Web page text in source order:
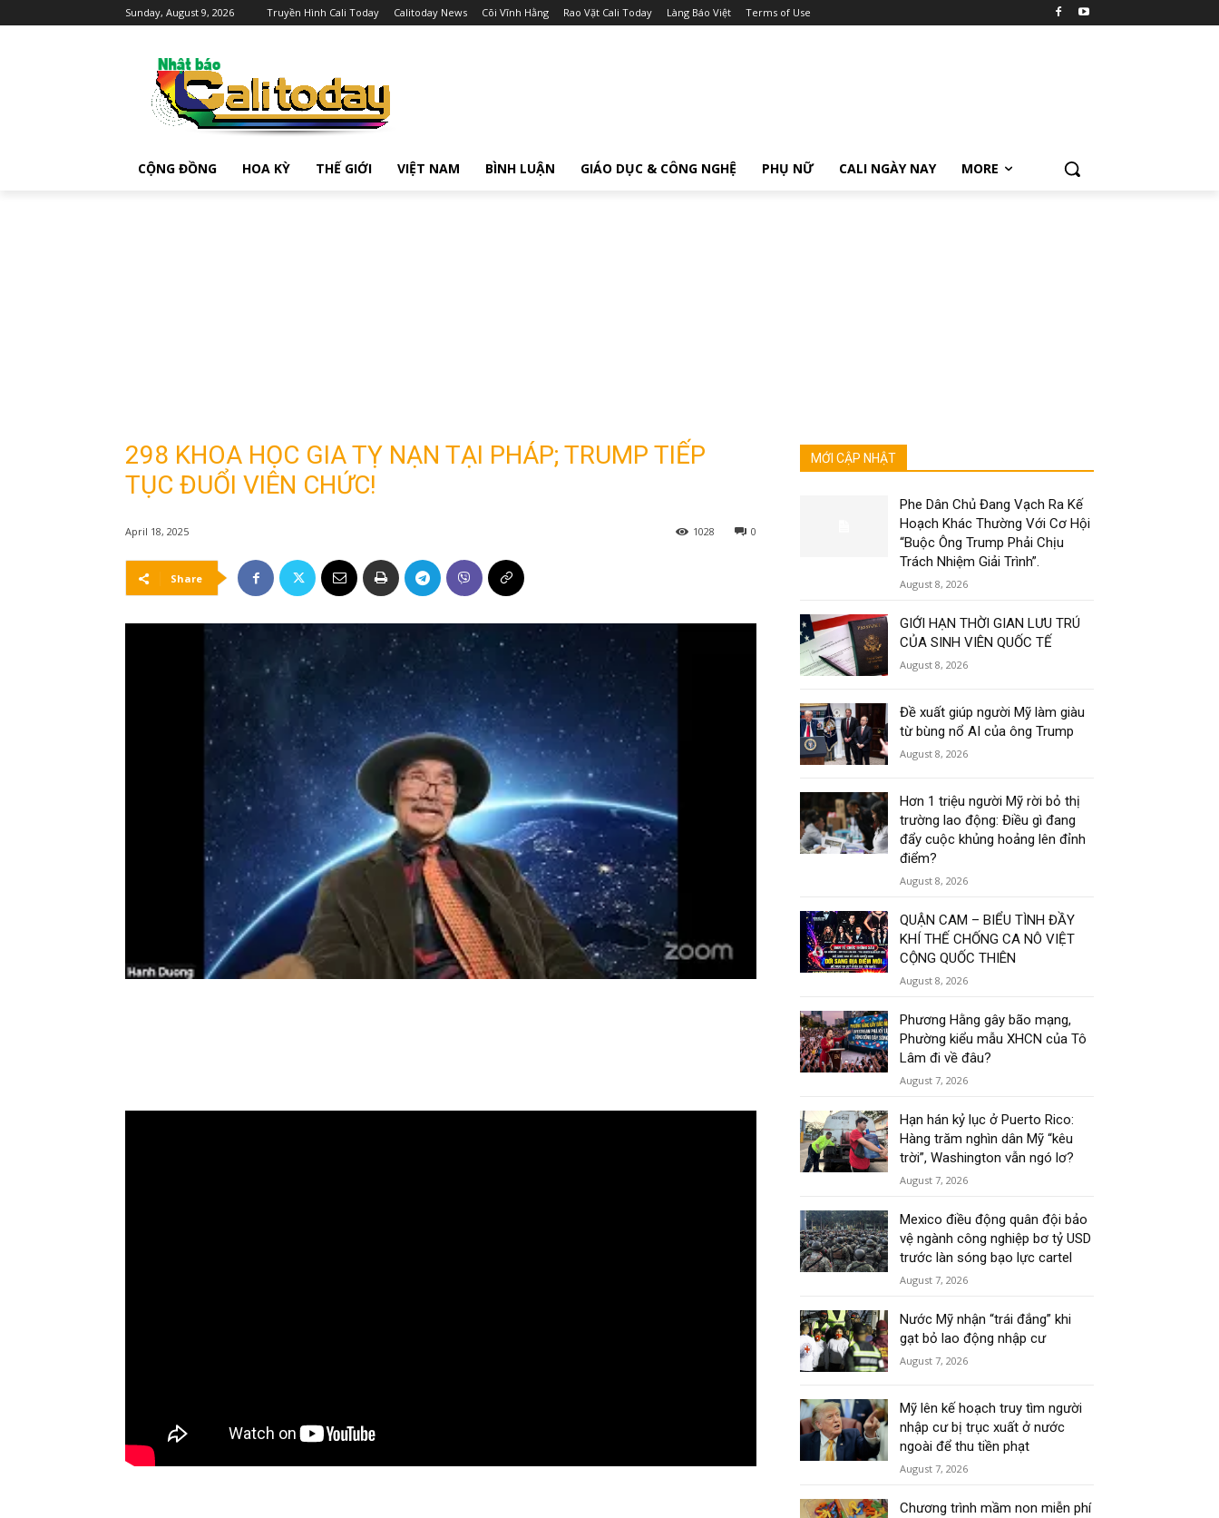
Sunday, August 9, 2026 Truyền Hình Cali Today Calitoday News Cõi Vĩnh Hằng Rao Vặt Cali Today Làng Báo Việt Terms of Use
CỘNG ĐỒNG HOA KỲ THẾ GIỚI VIỆT NAM BÌNH LUẬN GIÁO DỤC & CÔNG NGHỆ PHỤ NỮ CALI NGÀY NAY MORE
298 KHOA HỌC GIA TỴ NẠN TẠI PHÁP; TRUMP TIẾP
TỤC ĐUỔI VIÊN CHỨC!
April 18, 2025 0
1028
Share
MỚI CẬP NHẬT
Phe Dân Chủ Đang Vạch Ra Kế
Hoạch Khác Thường Với Cơ Hội
“Buộc Ông Trump Phải Chịu
Trách Nhiệm Giải Trình”.
August 8, 2026
GIỚI HẠN THỜI GIAN LƯU TRÚ
CỦA SINH VIÊN QUỐC TẾ
August 8, 2026
Đề xuất giúp người Mỹ làm giàu
từ bùng nổ AI của ông Trump
August 8, 2026
Hơn 1 triệu người Mỹ rời bỏ thị
trường lao động: Điều gì đang
đẩy cuộc khủng hoảng lên đỉnh
điểm?
August 8, 2026
QUẬN CAM – BIỂU TÌNH ĐẦY
KHÍ THẾ CHỐNG CA NÔ VIỆT
CỘNG QUỐC THIÊN
August 8, 2026
Phương Hằng gây bão mạng,
Phường kiểu mẫu XHCN của Tô
Lâm đi về đâu?
August 7, 2026
Hạn hán kỷ lục ở Puerto Rico:
Hàng trăm nghìn dân Mỹ “kêu
trời”, Washington vẫn ngó lơ?
August 7, 2026
Mexico điều động quân đội bảo
vệ ngành công nghiệp bơ tỷ USD
trước làn sóng bạo lực cartel
August 7, 2026
Nước Mỹ nhận “trái đắng” khi
gạt bỏ lao động nhập cư
August 7, 2026
Mỹ lên kế hoạch truy tìm người
nhập cư bị trục xuất ở nước
ngoài để thu tiền phạt
August 7, 2026
Chương trình mầm non miễn phí